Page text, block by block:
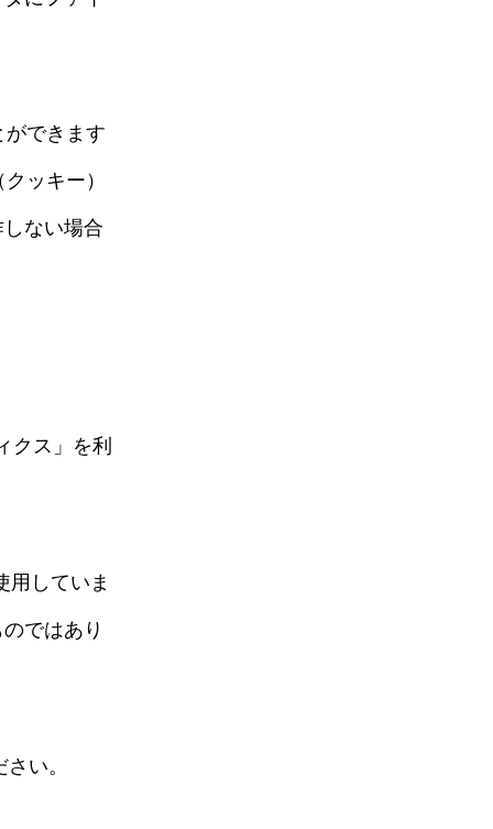
できます
ッキー）
ない場合
クス」を利
用していま
ではあり
い。